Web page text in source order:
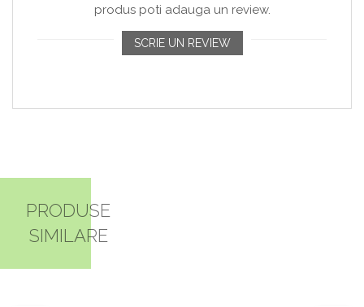
produs poti adauga un review.
SCRIE UN REVIEW
PRODUSE
SIMILARE